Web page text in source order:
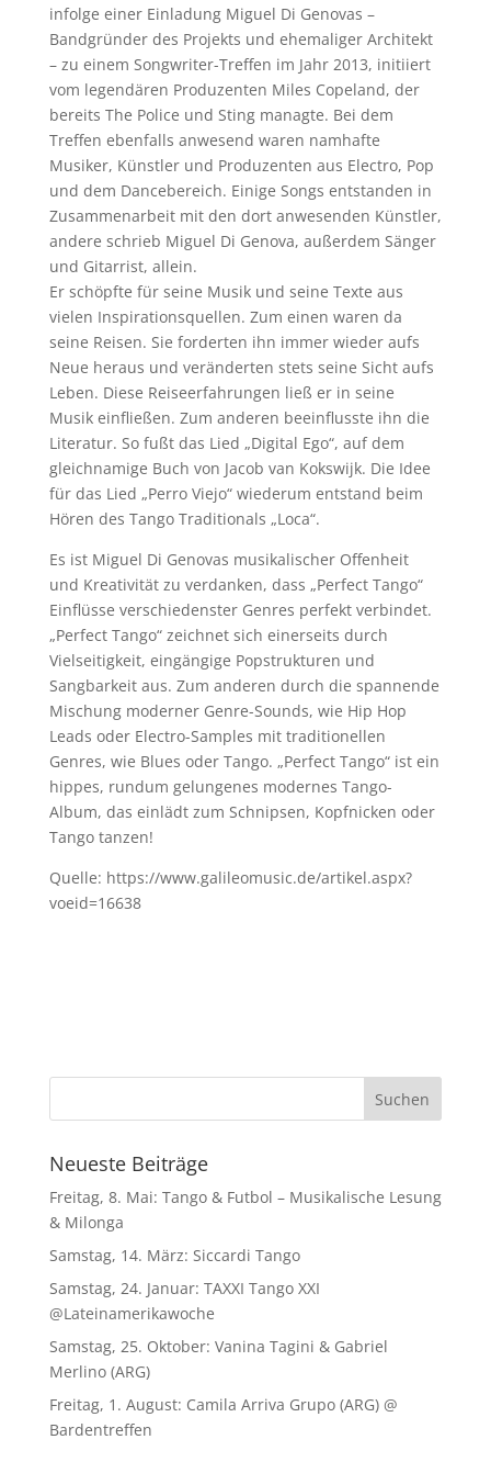
infolge einer Einladung Miguel Di Genovas –
Bandgründer des Projekts und ehemaliger Architekt
– zu einem Songwriter-Treffen im Jahr 2013, initiiert
vom legendären Produzenten Miles Copeland, der
bereits The Police und Sting managte. Bei dem
Treffen ebenfalls anwesend waren namhafte
Musiker, Künstler und Produzenten aus Electro, Pop
und dem Dancebereich. Einige Songs entstanden in
Zusammenarbeit mit den dort anwesenden Künstler,
andere schrieb Miguel Di Genova, außerdem Sänger
und Gitarrist, allein.
Er schöpfte für seine Musik und seine Texte aus
vielen Inspirationsquellen. Zum einen waren da
seine Reisen. Sie forderten ihn immer wieder aufs
Neue heraus und veränderten stets seine Sicht aufs
Leben. Diese Reiseerfahrungen ließ er in seine
Musik einfließen. Zum anderen beeinflusste ihn die
Literatur. So fußt das Lied „Digital Ego“, auf dem
gleichnamige Buch von Jacob van Kokswijk. Die Idee
für das Lied „Perro Viejo“ wiederum entstand beim
Hören des Tango Traditionals „Loca“.
Es ist Miguel Di Genovas musikalischer Offenheit
und Kreativität zu verdanken, dass „Perfect Tango“
Einflüsse verschiedenster Genres perfekt verbindet.
„Perfect Tango“ zeichnet sich einerseits durch
Vielseitigkeit, eingängige Popstrukturen und
Sangbarkeit aus. Zum anderen durch die spannende
Mischung moderner Genre-Sounds, wie Hip Hop
Leads oder Electro-Samples mit traditionellen
Genres, wie Blues oder Tango. „Perfect Tango“ ist ein
hippes, rundum gelungenes modernes Tango-
Album, das einlädt zum Schnipsen, Kopfnicken oder
Tango tanzen!
Quelle: https://www.galileomusic.de/artikel.aspx?
voeid=16638
Neueste Beiträge
Freitag, 8. Mai: Tango & Futbol – Musikalische Lesung
& Milonga
Samstag, 14. März: Siccardi Tango
Samstag, 24. Januar: TAXXI Tango XXI
@Lateinamerikawoche
Samstag, 25. Oktober: Vanina Tagini & Gabriel
Merlino (ARG)
Freitag, 1. August: Camila Arriva Grupo (ARG) @
Bardentreffen